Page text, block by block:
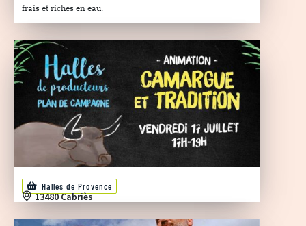
frais et riches en eau.
Halles de Provence
13480 Cabriès